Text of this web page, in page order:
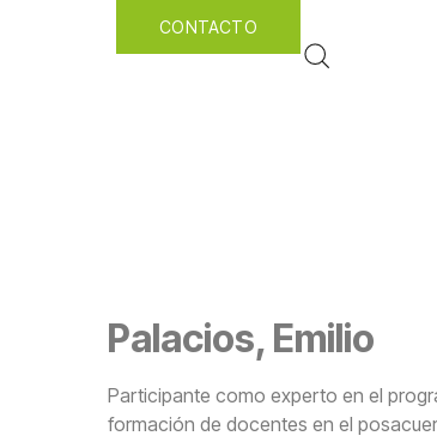
CONTACTO
Palacios, Emilio
Participante como experto en el
formación de docentes en el